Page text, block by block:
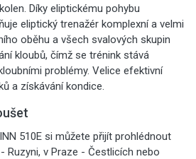
Díky eliptickému pohybu
eliptický trenažér komplexní a velmi
oběhu a všech svalových skupin
kloubů, čímž se trénink stává
problémy. Velice efektivní
a získávání kondice.
510E si můžete přijít prohlédnout
Ruzyni, v Praze - Čestlicích nebo